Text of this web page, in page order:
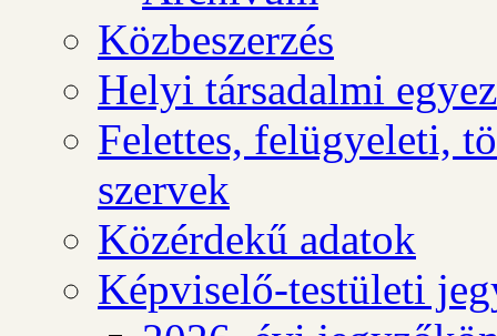
Közbeszerzés
Helyi társadalmi
Felettes, felügyeleti,
szervek
Közérdekű adatok
Képviselő-testületi